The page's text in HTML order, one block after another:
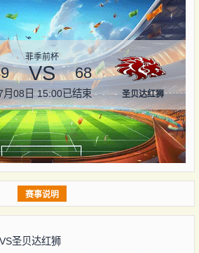
菲季前杯
VS 68
月08日 15:00已结束 圣贝达红狮
赛事说明
圣贝达红狮